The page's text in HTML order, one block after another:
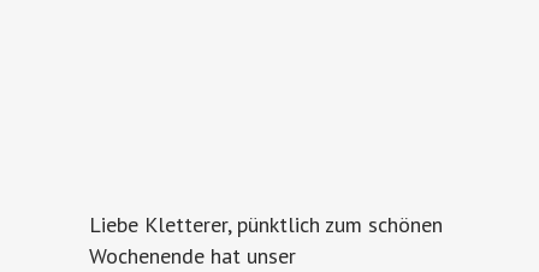
Liebe Kletterer, pünktlich zum schönen
Wochenende hat unser